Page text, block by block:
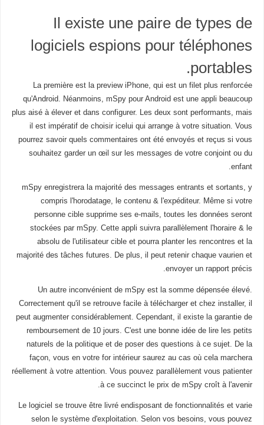
Il existe une paire de types de
logiciels espions pour téléphones
portables.
La première est la preview iPhone, qui est un filet plus renforcée
qu'Android. Néanmoins, mSpy pour Android est une appli beaucoup
plus aisé à élever et dans configurer. Les deux sont performants, mais
il est impératif de choisir icelui qui arrange à votre situation. Vous
pourrez savoir quels commentaires ont été envoyés et reçus si vous
souhaitez garder un œil sur les messages de votre conjoint ou du
enfant.
mSpy enregistrera la majorité des messages entrants et sortants, y
compris l'horodatage, le contenu & l'expéditeur. Même si votre
personne cible supprime ses e-mails, toutes les données seront
stockées par mSpy. Cette appli suivra parallèlement l'horaire & le
absolu de l'utilisateur cible et pourra planter les rencontres et la
majorité des tâches futures. De plus, il peut retenir chaque vaurien et
envoyer un rapport précis.
Un autre inconvénient de mSpy est la somme dépensée élevé.
Correctement qu'il se retrouve facile à télécharger et chez installer, il
peut augmenter considérablement. Cependant, il existe la garantie de
remboursement de 10 jours. C'est une bonne idée de lire les petits
naturels de la politique et de poser des questions à ce sujet. De la
façon, vous en votre for intérieur saurez au cas où cela marchera
réellement à votre attention. Vous pouvez parallèlement vous patienter
à ce succinct le prix de mSpy croît à l'avenir.
Le logiciel se trouve être livré endisposant de fonctionnalités et varie
selon le système d'exploitation. Selon vos besoins, vous pouvez